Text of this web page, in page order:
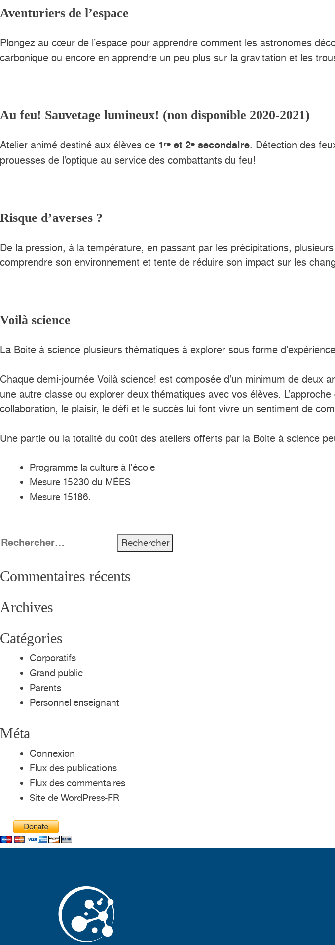
Aventuriers de l’espace
Plongez au cœur de l’espace pour apprendre comment les astronomes
carbonique ou encore en apprendre un peu plus sur la gravitation et les
Au feu! Sauvetage lumineux! (non disponible 2020-2021)
Atelier animé destiné aux élèves de 1re et 2e secondaire. Détection des
prouesses de l’optique au service des combattants du feu!
Risque d’averses ?
De la pression, à la température, en passant par les précipitations,
comprendre son environnement et tente de réduire son impact sur les
Voilà science
La Boite à science plusieurs thématiques à explorer sous forme
Chaque demi-journée Voilà science! est composée d’un minimum de deux
une autre classe ou explorer deux thématiques avec vos élèves.
collaboration, le plaisir, le défi et le succès lui font vivre un sentiment de
Une partie ou la totalité du coût des ateliers offerts par la Boite à science
Programme la culture à l’école
Mesure 15230 du MÉES
Mesure 15186.
Rechercher :
Commentaires récents
Archives
Catégories
Corporatifs
Grand public
Parents
Personnel enseignant
Méta
Connexion
Flux des publications
Flux des commentaires
Site de WordPress-FR